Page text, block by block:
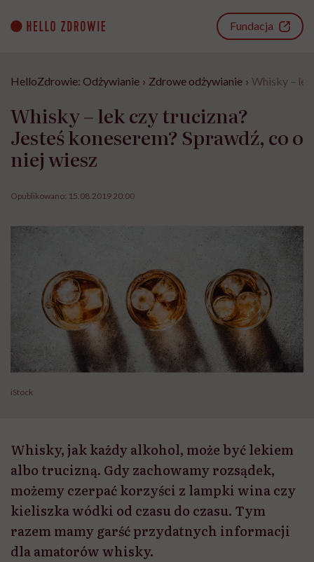
content
Fundacja
HelloZdrowie: Odżywianie › Zdrowe odżywianie › Whisky – lek
Whisky – lek czy trucizna?
Jesteś koneserem? Sprawdź, co o
niej wiesz
Opublikowano: 15.08.2019 20:00
iStock
Whisky, jak każdy alkohol, może być lekiem
albo trucizną. Gdy zachowamy rozsądek,
możemy czerpać korzyści z lampki wina czy
kieliszka wódki od czasu do czasu. Tym
razem mamy garść przydatnych informacji
dla amatorów whisky.